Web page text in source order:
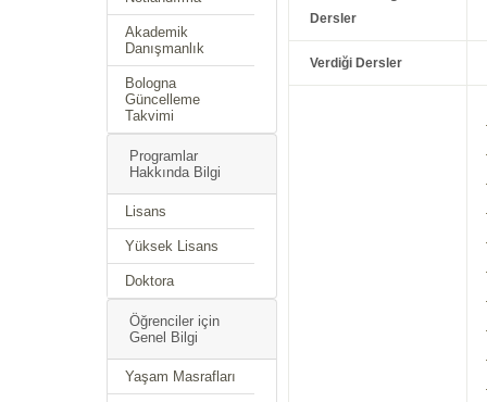
Akademik
Danışmanlık
Bologna
Güncelleme
Takvimi
Programlar
Hakkında Bilgi
Lisans
Yüksek Lisans
Doktora
Öğrenciler için
Genel Bilgi
Yaşam Masrafları
Dersler
Verdiği Dersler